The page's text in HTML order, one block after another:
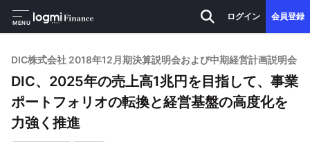
MENU
ログイン 会員登録
DIC株式会社 2018年12月期決算説明会および中期経営計画説明会
DIC、2025年の売上高1兆円を目指して、事業
ポートフォリオの転換と経営基盤の高度化を
力強く推進